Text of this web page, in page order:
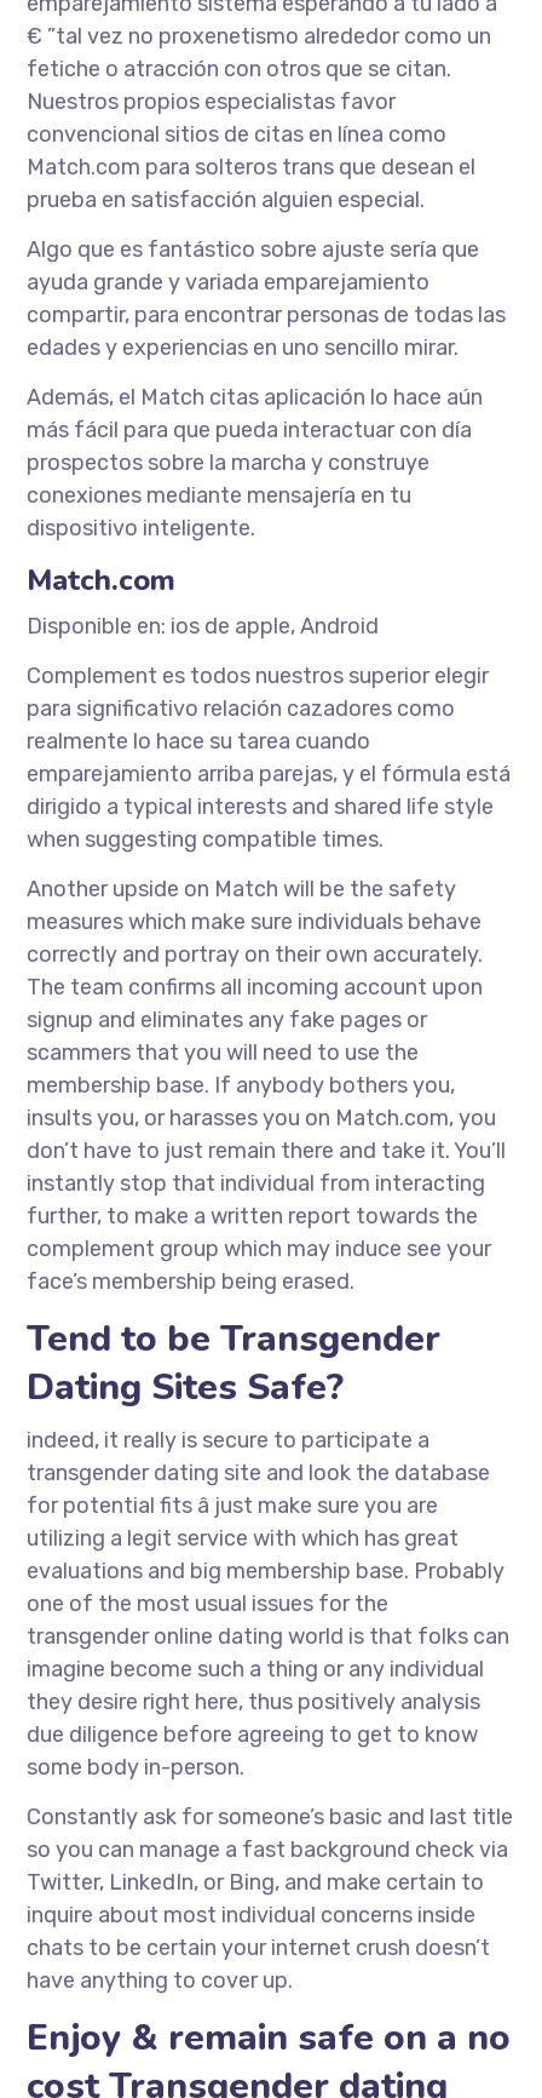
€ ”tal vez no proxenetismo alrededor como un
fetiche o atracción con otros que se citan.
Nuestros propios especialistas favor
convencional sitios de citas en línea como
Match.com para solteros trans que desean el
prueba en satisfacción alguien especial.
Algo que es fantástico sobre ajuste sería que
ayuda grande y variada emparejamiento
compartir, para encontrar personas de todas las
edades y experiencias en uno sencillo mirar.
Además, el Match citas aplicación lo hace aún
más fácil para que pueda interactuar con día
prospectos sobre la marcha y construye
conexiones mediante mensajería en tu
dispositivo inteligente.
Match.com
Disponible en: ios de apple, Android
Complement es todos nuestros superior elegir
para significativo relación cazadores como
realmente lo hace su tarea cuando
emparejamiento arriba parejas, y el fórmula está
dirigido a typical interests and shared life style
when suggesting compatible times.
Another upside on Match will be the safety
measures which make sure individuals behave
correctly and portray on their own accurately.
The team confirms all incoming account upon
signup and eliminates any fake pages or
scammers that you will need to use the
membership base. If anybody bothers you,
insults you, or harasses you on Match.com, you
don’t have to just remain there and take it. You’ll
instantly stop that individual from interacting
further, to make a written report towards the
complement group which may induce see your
face’s membership being erased.
Tend to be Transgender
Dating Sites Safe?
indeed, it really is secure to participate a
transgender dating site and look the database
for potential fits â just make sure you are
utilizing a legit service with which has great
evaluations and big membership base. Probably
one of the most usual issues for the
transgender online dating world is that folks can
imagine become such a thing or any individual
they desire right here, thus positively analysis
due diligence before agreeing to get to know
some body in-person.
Constantly ask for someone’s basic and last title
so you can manage a fast background check via
Twitter, LinkedIn, or Bing, and make certain to
inquire about most individual concerns inside
chats to be certain your internet crush doesn’t
have anything to cover up.
Enjoy & remain safe on a no
cost Transgender dating